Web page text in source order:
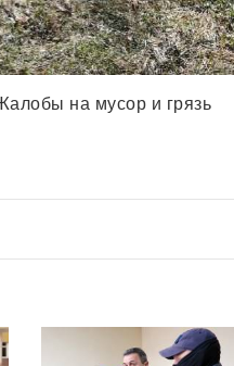
на мусор и грязь